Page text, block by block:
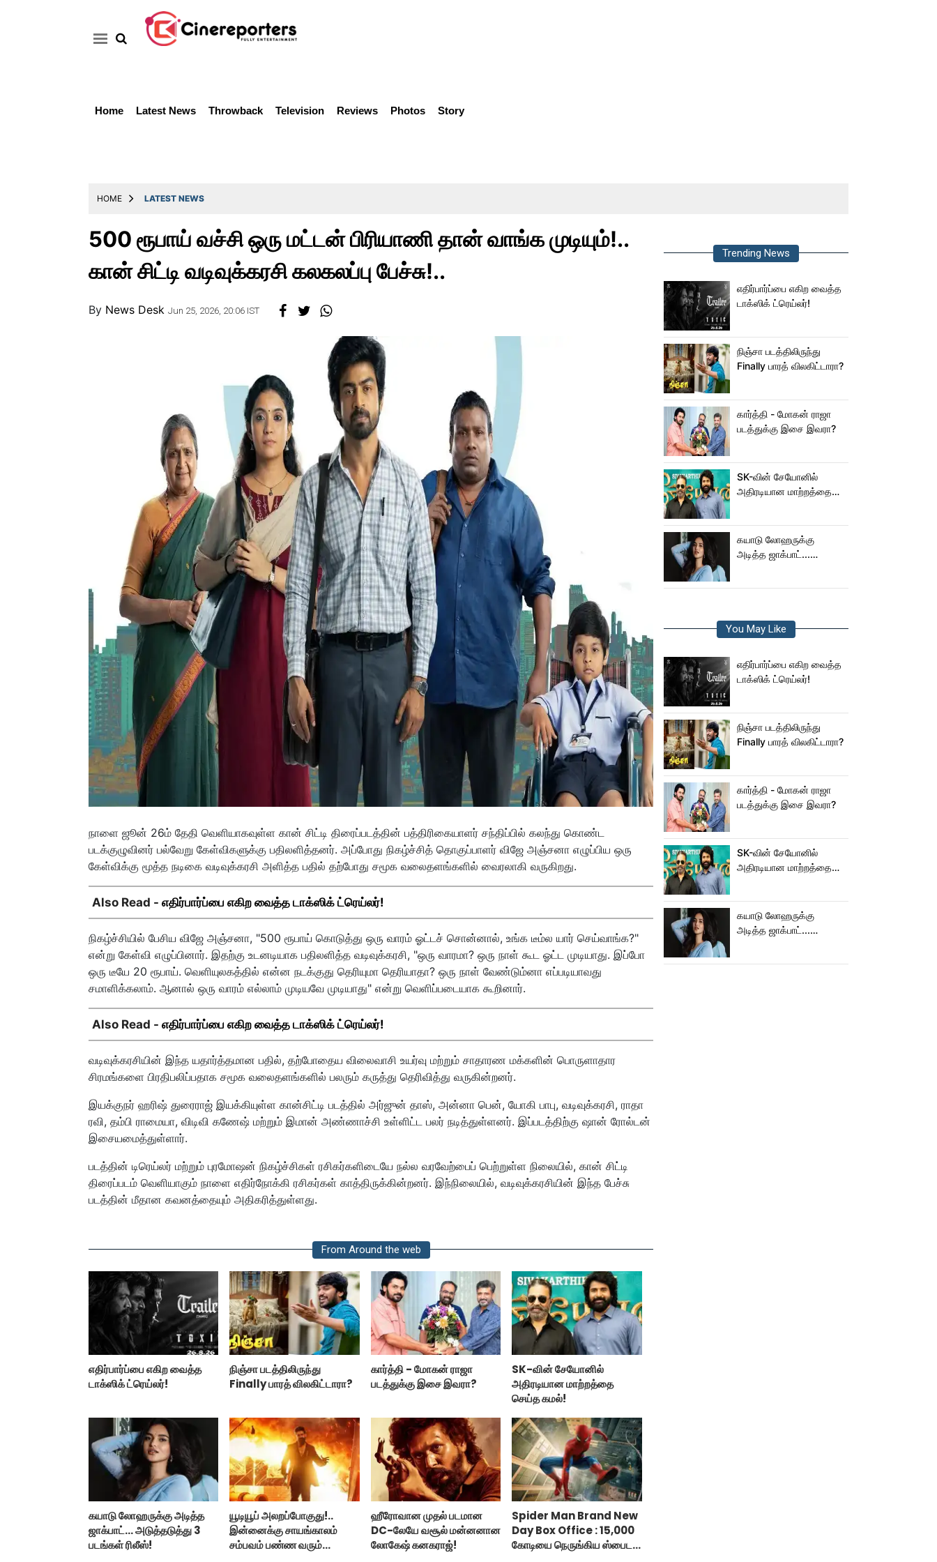
Home Latest News Throwback Television Reviews Photos Story
HOME LATEST NEWS
500 ரூபாய் வச்சி ஒரு மட்டன் பிரியாணி தான் வாங்க முடியும்!..
கான் சிட்டி வடிவுக்கரசி கலகலப்பு பேச்சு!..
By News Desk Jun 25, 2026, 20:06 IST
நாளை ஜூன் 26ம் தேதி வெளியாகவுள்ள கான் சிட்டி திரைப்படத்தின் பத்திரிகையாளர் சந்திப்பில் கலந்து கொண்ட
படக்குழுவினர் பல்வேறு கேள்விகளுக்கு பதிலளித்தனர். அப்போது நிகழ்ச்சித் தொகுப்பாளர் விஜே அஞ்சனா எழுப்பிய ஒரு
கேள்விக்கு மூத்த நடிகை வடிவுக்கரசி அளித்த பதில் தற்போது சமூக வலைதளங்களில் வைரலாகி வருகிறது.
Also Read - எதிர்பார்ப்பை எகிற வைத்த டாக்ஸிக் ட்ரெய்லர்!
நிகழ்ச்சியில் பேசிய விஜே அஞ்சனா, "500 ரூபாய் கொடுத்து ஒரு வாரம் ஓட்டச் சொன்னால், உங்க டீம்ல யார் செய்வாங்க?"
என்று கேள்வி எழுப்பினார். இதற்கு உடனடியாக பதிலளித்த வடிவுக்கரசி, "ஒரு வாரமா? ஒரு நாள் கூட ஓட்ட முடியாது. இப்போ
ஒரு டீயே 20 ரூபாய். வெளியுலகத்தில் என்ன நடக்குது தெரியுமா தெரியாதா? ஒரு நாள் வேண்டும்னா எப்படியாவது
சமாளிக்கலாம். ஆனால் ஒரு வாரம் எல்லாம் முடியவே முடியாது" என்று வெளிப்படையாக கூறினார்.
Also Read - எதிர்பார்ப்பை எகிற வைத்த டாக்ஸிக் ட்ரெய்லர்!
வடிவுக்கரசியின் இந்த யதார்த்தமான பதில், தற்போதைய விலைவாசி உயர்வு மற்றும் சாதாரண மக்களின் பொருளாதார
சிரமங்களை பிரதிபலிப்பதாக சமூக வலைதளங்களில் பலரும் கருத்து தெரிவித்து வருகின்றனர்.
இயக்குநர் ஹரிஷ் துரைராஜ் இயக்கியுள்ள கான்சிட்டி படத்தில் அர்ஜுன் தாஸ், அன்னா பென், யோகி பாபு, வடிவுக்கரசி, ராதா
ரவி, தம்பி ராமையா, விடிவி கணேஷ் மற்றும் இமான் அண்ணாச்சி உள்ளிட்ட பலர் நடித்துள்ளனர். இப்படத்திற்கு ஷான் ரோல்டன்
இசையமைத்துள்ளார்.
படத்தின் டிரெய்லர் மற்றும் புரமோஷன் நிகழ்ச்சிகள் ரசிகர்களிடையே நல்ல வரவேற்பைப் பெற்றுள்ள நிலையில், கான் சிட்டி
திரைப்படம் வெளியாகும் நாளை எதிர்நோக்கி ரசிகர்கள் காத்திருக்கின்றனர். இந்நிலையில், வடிவுக்கரசியின் இந்த பேச்சு
படத்தின் மீதான கவனத்தையும் அதிகரித்துள்ளது.
From Around the web
எதிர்பார்ப்பை எகிற வைத்த
டாக்ஸிக் ட்ரெய்லர்!
நிஞ்சா படத்திலிருந்து
Finally பாரத் விலகிட்டாரா?
கார்த்தி - மோகன் ராஜா
படத்துக்கு இசை இவரா?
SK-வின் சேயோனில்
அதிரடியான மாற்றத்தை
செய்த கமல்!
கயாடு லோஹருக்கு அடித்த
ஜாக்பாட்... அடுத்தடுத்து 3
படங்கள் ரிலீஸ்!
யூடியூப் அலறப்போகுது!..
இன்னைக்கு சாயங்காலம்
சம்பவம் பண்ண வரும்
ஹீரோவான முதல் படமான
DC-லேயே வசூல் மன்னனான
லோகேஷ் கனகராஜ்!
Spider Man Brand New
Day Box Office : 15,000
கோடியை நெருங்கிய ஸ்பைடர்
Trending News
எதிர்பார்ப்பை எகிற வைத்த
டாக்ஸிக் ட்ரெய்லர்!
நிஞ்சா படத்திலிருந்து
Finally பாரத் விலகிட்டாரா?
கார்த்தி - மோகன் ராஜா
படத்துக்கு இசை இவரா?
SK-வின் சேயோனில்
அதிரடியான மாற்றத்தை
கயாடு லோஹருக்கு
அடித்த ஜாக்பாட்...
You May Like
எதிர்பார்ப்பை எகிற வைத்த
டாக்ஸிக் ட்ரெய்லர்!
நிஞ்சா படத்திலிருந்து
Finally பாரத் விலகிட்டாரா?
கார்த்தி - மோகன் ராஜா
படத்துக்கு இசை இவரா?
SK-வின் சேயோனில்
அதிரடியான மாற்றத்தை
கயாடு லோஹருக்கு
அடித்த ஜாக்பாட்...